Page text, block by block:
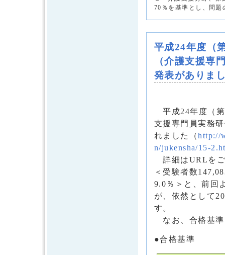
70％を基準とし、問
平成24年度（
（介護支援専
発表がありま
平成24年度（第
支援専門員実務
れました（http://
n/jukensha/15-
詳細はURLをご
＜受験者数
9.0％＞と、前回
が、依然として
す。
なお、合格基準
●合格基準